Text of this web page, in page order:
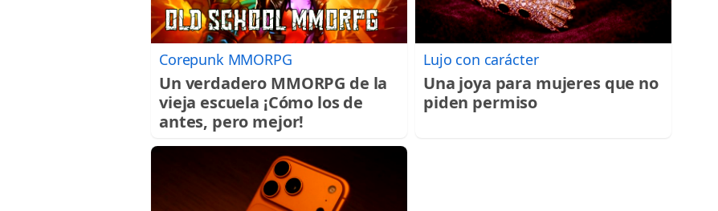
Corepunk MMORPG
Un verdadero MMORPG de la
vieja escuela ¡Cómo los de
antes, pero mejor!
Lujo con carácter
Una joya para mujeres que no
piden permiso